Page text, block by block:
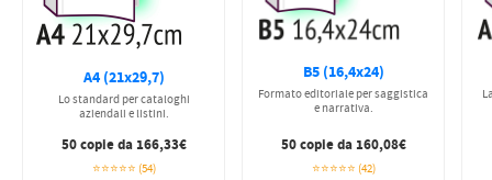
A4 (21x29,7)
Lo standard per cataloghi
aziendali e listini.
50 copie da 166,33€
⭐⭐⭐⭐⭐ (54)
B5 (16,4x24)
Formato editoriale per saggistica
e narrativa.
50 copie da 160,08€
⭐⭐⭐⭐⭐ (42)